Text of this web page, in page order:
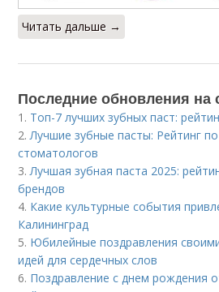
Читать дальше →
Последние обновления на
1. Топ-7 лучших зубных паст:
2.Лучшие зубные пасты: Рейтинг
стоматологов
3.Лучшая зубная паста 2025:
брендов
4. Какие культурные события
Калининград
5. Юбилейные поздравления
идей для сердечных слов
6. Поздравление с днем рождения